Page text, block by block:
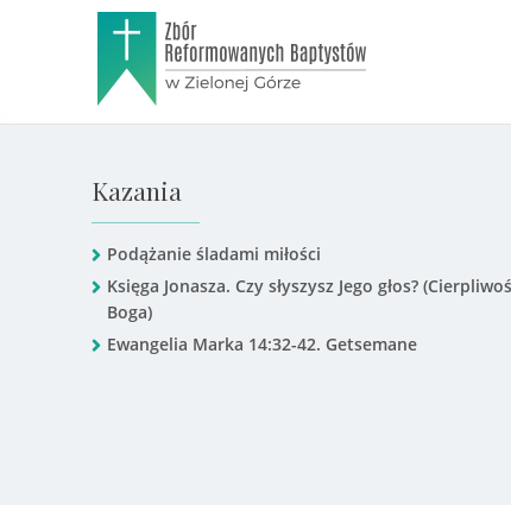
Kazania
Podążanie śladami miłości
Księga Jonasza. Czy słyszysz Jego głos?
Boga)
Ewangelia Marka 14:32-42. Getsemane